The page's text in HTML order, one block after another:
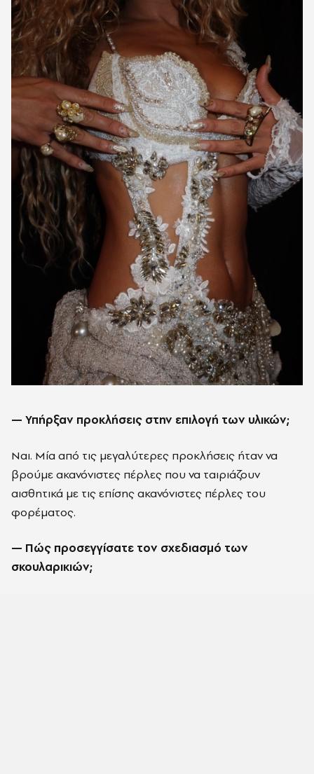
— Υπήρξαν προκλήσεις στην επιλογή των υλικών;
Ναι. Μία από τις μεγαλύτερες προκλήσεις ήταν να
βρούμε ακανόνιστες πέρλες που να ταιριάζουν
αισθητικά με τις επίσης ακανόνιστες πέρλες του
φορέματος.
— Πώς προσεγγίσατε τον σχεδιασμό των
σκουλαρικιών;